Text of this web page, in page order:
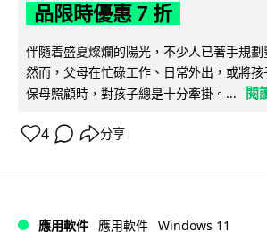
品限時優惠 7 折
伴隨着盛夏燦爛的陽光，不少人已著手規劃
然而，父母在忙碌工作、日常外出，或將
保母照顧時，對孩子總是十分牽掛。...
閱
4 分享
應用軟件 應用軟件 Windows 11